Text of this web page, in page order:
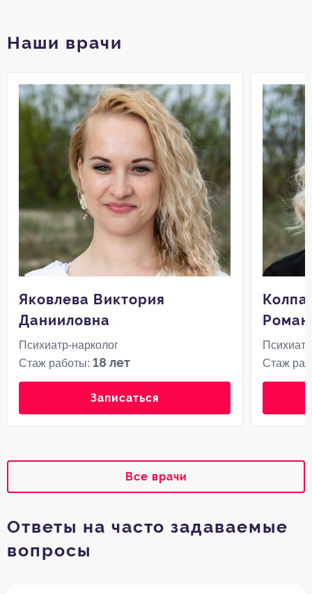
Наши врачи
Яковлева Виктория
Данииловна
Психиатр-нарколог
Стаж работы:18 лет
Записаться
Стаж
Все врачи
Ответы на часто задаваемые
вопросы